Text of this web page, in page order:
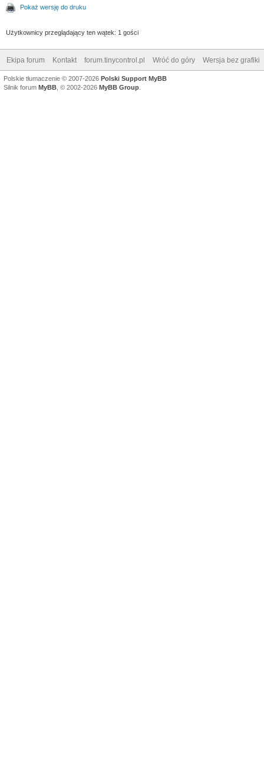
Pokaż wersję do druku
Użytkownicy przeglądający ten wątek: 1 gości
Ekipa forum Kontakt forum.tinycontrol.pl Wróć do góry Wersja bez grafiki
Polskie tłumaczenie © 2007-2026 Polski Support MyBB
Silnik forum MyBB , © 2002-2026 MyBB Group